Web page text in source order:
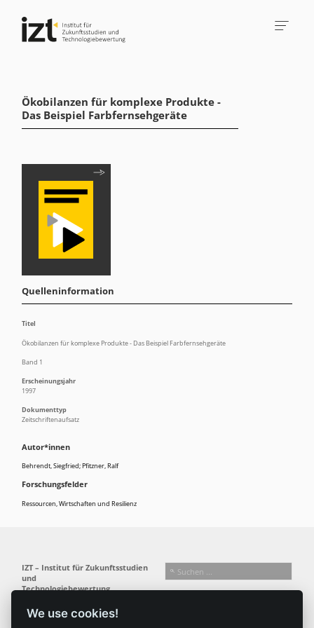
Ökobilanzen für komplexe Produkte -
Das Beispiel Farbfernsehgeräte
Autor*innen
Behrendt, Siegfried; Pfitzner, Ralf
Forschungsfelder
Ressourcen, Wirtschaften und Resilienz
Quelleninformation
Titel
Ökobilanzen für komplexe Produkte - Das Beispiel Farbfernsehgeräte
Band 1
Erscheinungsjahr
1997
Dokumenttyp
Zeitschriftenaufsatz
We use cookies!
IZT – Institut für Zukunftsstudien
und
Technologiebewertung
Busseallee 1 · 14163 Berlin